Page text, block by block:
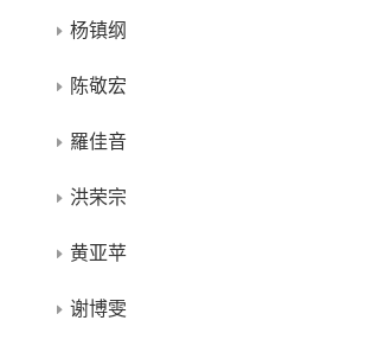
杨镇纲
陈敬宏
羅佳音
洪荣宗
黄亚苹
谢博雯